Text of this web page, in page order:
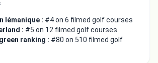
lémanique : #4 on 6 filmed golf courses
: #5 on 12 filmed golf courses
ranking : #80 on 510 filmed golf